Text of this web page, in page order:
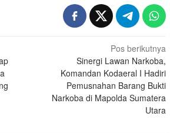
Pos berikutnya
Sinergi Lawan Narkoba,
Komandan Kodaeral I Hadiri
Pemusnahan Barang Bukti
Narkoba di Mapolda Sumatera
Utara